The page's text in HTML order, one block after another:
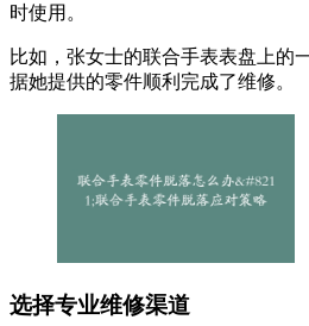
时使用。
比如，张女士的联合手表表盘上的
据她提供的零件顺利完成了维修。
选择专业维修渠道